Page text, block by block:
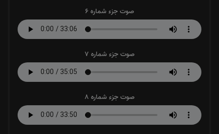
صوت جزء شماره 6
صوت جزء شماره 7
صوت جزء شماره 8